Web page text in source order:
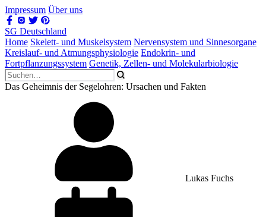
Impressum Über uns
SG Deutschland
Home Skelett- und Muskelsystem Nervensystem und Sinnesorgane
Kreislauf- und Atmungsphysiologie Endokrin- und
Fortpflanzungssystem Genetik, Zellen- und Molekularbiologie
Das Geheimnis der Segelohren: Ursachen und Fakten
Lukas Fuchs